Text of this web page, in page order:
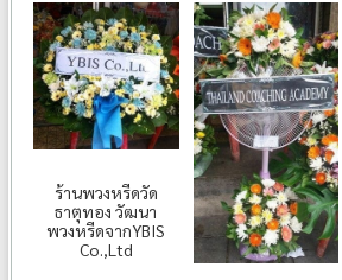
ร้านพวงหรีดวัด
ธาตุทอง วัฒนา
พวงหรีดจากYBIS
Co.,Ltd